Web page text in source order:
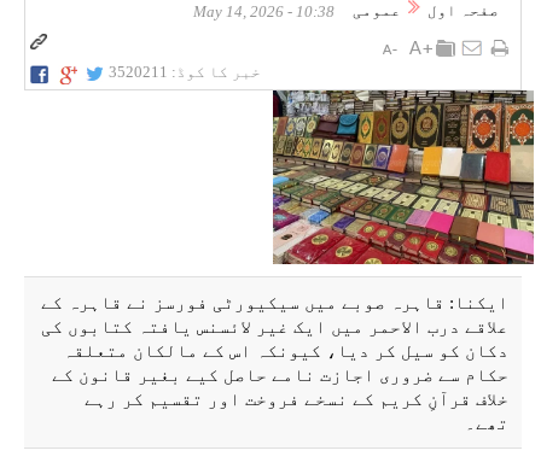
صفحہ اول عمومی 10:38 - May 14, 2026
خبر کا کوڈ: 3520211
ایکنا: قاہرہ صوبے میں سیکیورٹی فورسز نے قاہرہ کے
علاقے درب الاحمر میں ایک غیر لائسنس یافتہ کتابوں کی
دکان کو سیل کر دیا، کیونکہ اس کے مالکان متعلقہ
حکام سے ضروری اجازت نامے حاصل کیے بغیر قانون کے
خلاف قرآنِ کریم کے نسخے فروخت اور تقسیم کر رہے
تھے۔